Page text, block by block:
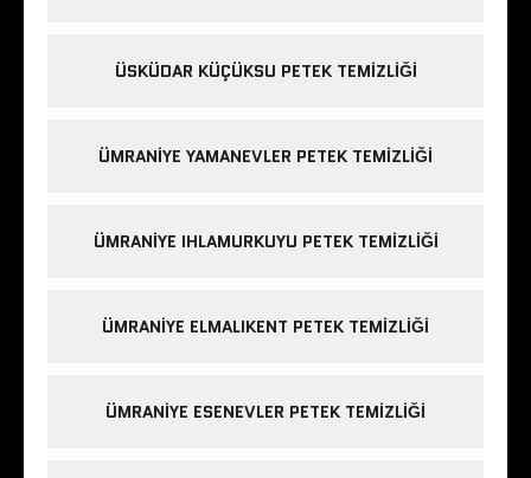
ÜSKÜDAR KÜÇÜKSU PETEK TEMIZLIĞI
ÜMRANIYE YAMANEVLER PETEK TEMIZLIĞI
ÜMRANIYE IHLAMURKUYU PETEK TEMIZLIĞI
ÜMRANIYE ELMALIKENT PETEK TEMIZLIĞI
ÜMRANIYE ESENEVLER PETEK TEMIZLIĞI